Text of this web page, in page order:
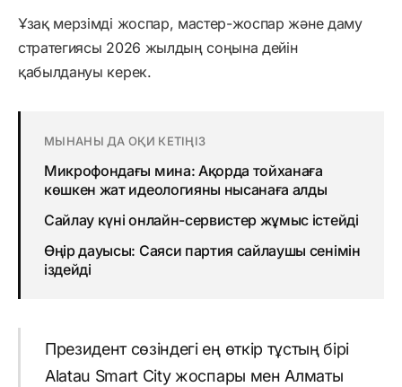
Ұзақ мерзімді жоспар, мастер-жоспар және даму
стратегиясы 2026 жылдың соңына дейін
қабылдануы керек.
МЫНАНЫ ДА ОҚИ КЕТІҢІЗ
Микрофондағы мина: Ақорда тойханаға
көшкен жат идеологияны нысанаға алды
Сайлау күні онлайн-сервистер жұмыс істейді
Өңір дауысы: Саяси партия сайлаушы сенімін
іздейді
Президент сөзіндегі ең өткір тұстың бірі
Alatau Smart City жоспары мен Алматы